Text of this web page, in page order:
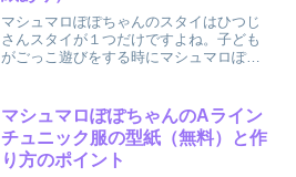
マシュマロぽぽちゃんのスタイはひつじ
さんスタイが１つだけですよね。子ども
がごっこ遊びをする時にマシュマロぽぽ
シュマロぽぽちゃんサイズのスタイはど
こにも売っていませんね。...
マシュマロぽぽちゃんのAライン
チュニック服の型紙（無料）と作
り方のポイント